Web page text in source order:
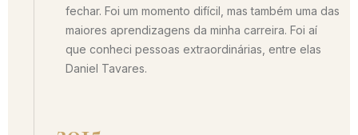
fechar. Foi um momento difícil, mas também uma das
maiores aprendizagens da minha carreira. Foi aí
que conheci pessoas extraordinárias, entre elas
Daniel Tavares.